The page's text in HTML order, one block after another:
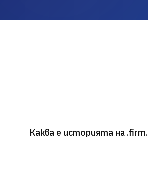
Каква е историята на